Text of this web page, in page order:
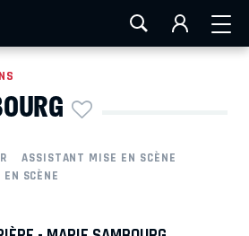
LA ROCHELLE
ASSISTANT MISE EN SCÈNE
SCÈNE